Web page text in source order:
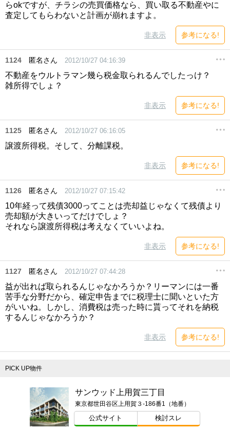
らokですが、チラシの売買価格なら、買い取る不動産やに
査定してもらわないと計画が崩れますよ。
非表示 参考になる!
1124 匿名さん 2012/10/27 04:16:39
不動産をウルトラマン幾ら税金取られるんでしたっけ？
雑所得でしょ？
非表示 参考になる!
1125 匿名さん 2012/10/27 06:16:05
譲渡所得税。そして、分離課税。
非表示 参考になる!
1126 匿名さん 2012/10/27 07:15:42
10年経って残債3000ってことは売却益じゃなくて残債より
売却額が大きいってだけでしょ？
それなら譲渡所得税は考えなくていいよね。
非表示 参考になる!
1127 匿名さん 2012/10/27 07:44:28
益が出れば取られるんじゃなかろうか？リーマンには一番
苦手な分野だから、確定申告までに税理士に聞いといた方
がいいね。しかし、消費税は売った時に貰ってそれを納税
するんじゃなかろうか？
非表示 参考になる!
PICK UP物件
サンウッド上用賀三丁目
東京都世田谷区上用賀３-186番1（地番）
公式サイト 検討スレ